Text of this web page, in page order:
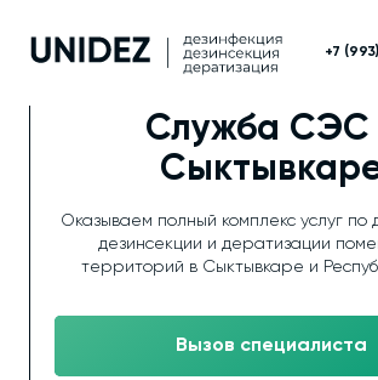
+7
Служба СЭС
Оказываем полный комплекс услуг по
дезинсекции и дератизации
территорий в Сыктывкаре и
Вызов специалиста